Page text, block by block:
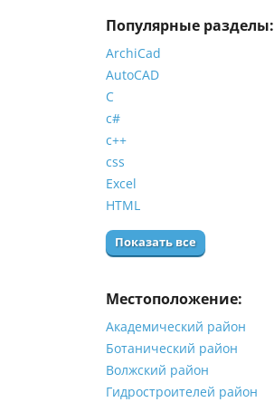
Популярные разделы:
ArchiCad
AutoCAD
C
c#
c++
css
Excel
HTML
Показать все
Местоположение:
Академический район
Ботанический район
Волжский район
Гидростроителей район